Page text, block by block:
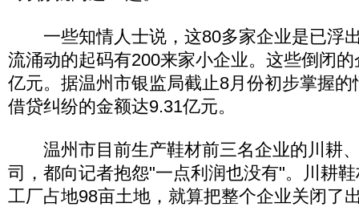
一些知情人士说，这80多家企业是已浮
流涌动的起码有200来家小企业。这些倒闭
亿元。据温州市银监局截止8月份初步掌握
借贷纠纷的金额达9.31亿元。
温州市目前生产鞋材前三名企业的川耕
司，都向记者抱怨"一点利润也没有"。川耕
工厂占地98亩土地，就算把整个企业关闭了